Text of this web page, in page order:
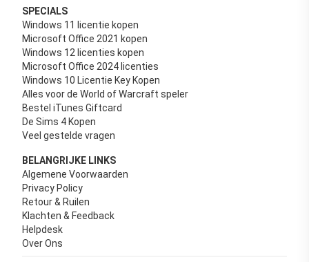
SPECIALS
Windows 11 licentie kopen
Microsoft Office 2021 kopen
Windows 12 licenties kopen
Microsoft Office 2024 licenties
Windows 10 Licentie Key Kopen
Alles voor de World of Warcraft speler
Bestel iTunes Giftcard
De Sims 4 Kopen
Veel gestelde vragen
BELANGRIJKE LINKS
Algemene Voorwaarden
Privacy Policy
Retour & Ruilen
Klachten & Feedback
Helpdesk
Over Ons